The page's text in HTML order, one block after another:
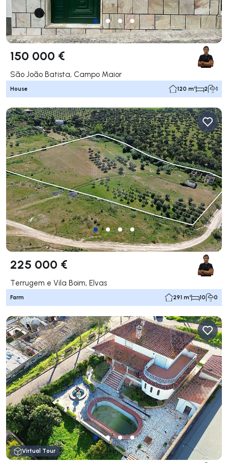
150 000 €
São João Batista, Campo Maior
House 120 m² 2 1
225 000 €
Terrugem e Vila Boim, Elvas
Farm 291 m² 10 0
Virtual Tour